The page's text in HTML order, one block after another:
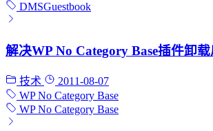
DMSGuestbook
解决WP No Category Base插件卸
技术
2011-08-07
WP No Category Base
WP No Category Base